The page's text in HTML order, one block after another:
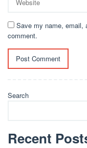
Save my name, email,
comment.
Search
Recent